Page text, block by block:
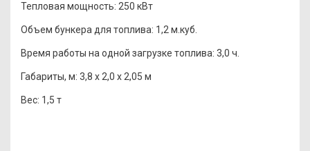
Тепловая мощность: 250 кВт
Объем бункера для топлива: 1,2 м.куб.
Время работы на одной загрузке топлива: 3,0 ч.
Габариты, м: 3,8 x 2,0 x 2,05 м
Вес: 1,5 т